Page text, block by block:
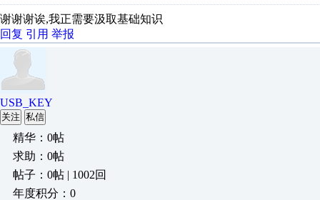
谢谢谢诶,我正需要汲取基础知识
回复 引用 举报
USB_KEY
关注 私信
精华：0帖
求助：0帖
帖子：0帖 | 1002回
年度积分：0